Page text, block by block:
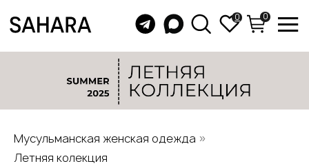
0
Мусульманская женская одежда »
Летняя колекция